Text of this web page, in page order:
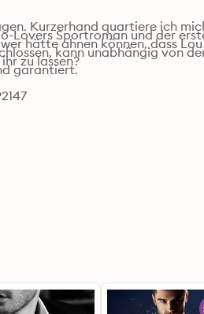
Kurzerhand quartiere ich
hätte ahnen können, dass
zu lassen?
Lovers Sportroman und der
kann unabhängig von
garantiert.